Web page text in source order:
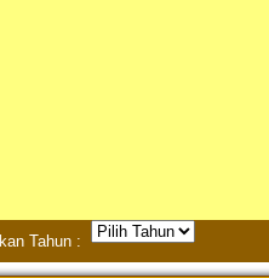
Tahun :